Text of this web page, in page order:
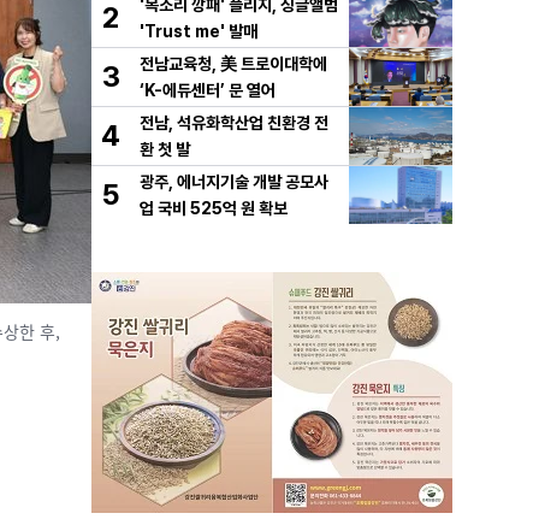
한 후,
2
'목소리 깡패' 플리지, 싱글앨범
'Trust me' 발매
3
전남교육청, 美 트로이대학에
‘K-에듀센터’ 문 열어
4
전남, 석유화학산업 친환경 전
환 첫 발
5
광주, 에너지기술 개발 공모사
업 국비 525억 원 확보